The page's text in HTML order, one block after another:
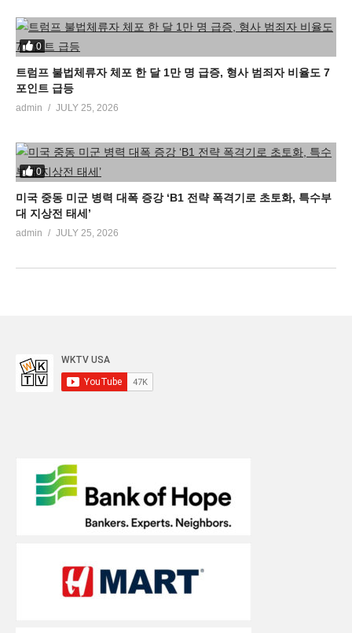
0
트럼프 불법체류자 체포 한 달 1만 명 급증, 형사 범죄자 비율도 7
포인트 급등
admin JULY 25, 2026
0
미국 중동 미군 병력 대폭 증강 ‘B1 전략 폭격기로 초토화, 특수부
대 지상전 태세’
admin JULY 25, 2026